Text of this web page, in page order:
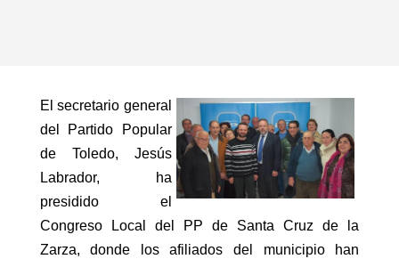
El secretario general
del Partido Popular
de Toledo, Jesús
Labrador, ha
presidido el
Congreso Local del PP de Santa Cruz de la
Zarza, donde los afiliados del municipio han